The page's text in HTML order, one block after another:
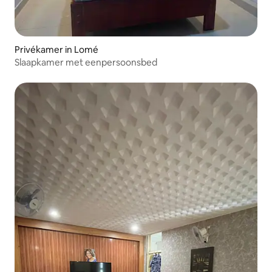
Privékamer in Lomé
Slaapkamer met eenpersoonsbed